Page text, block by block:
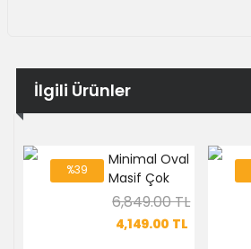
İlgili Ürünler
%39
Minimal Oval
Masif Çok
Renkli
Sandalye
6,849.00 TL
4,149.00 TL